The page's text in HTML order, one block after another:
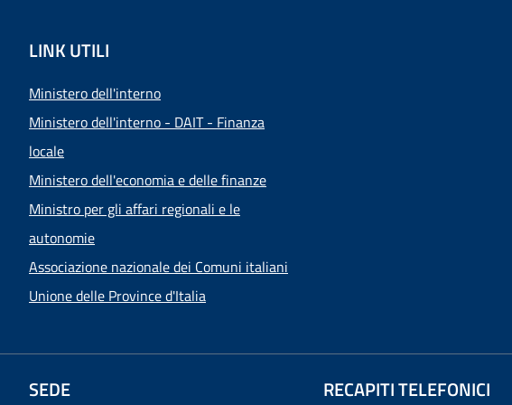
LINK UTILI
Ministero dell'interno
Ministero dell'interno - DAIT - Finanza
locale
Ministero dell'economia e delle finanze
Ministro per gli affari regionali e le
autonomie
Associazione nazionale dei Comuni italiani
Unione delle Province d'Italia
SEDE RECAPITI TELEFONICI